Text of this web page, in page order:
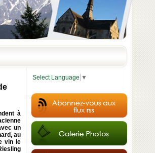
à
un
au
vin le
Select Language ▼